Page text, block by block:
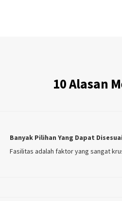
10 Alasan
Banyak Pilihan Yang Dapat
Fasilitas adalah faktor yang sangat